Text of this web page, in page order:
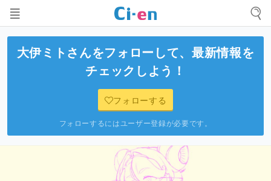
大伊ミト さんをフォローして、最新情報を
チェックしよう！
フォローする
フォローするにはユーザー登録が必要です。